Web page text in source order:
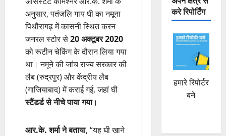
अनुसार, पतंजलि गाय घी का नमूना
पिथौरागढ़ में कासनी स्थित करन
जनरल स्टोर से20 अक्टूबर 2020
को रूटीन चेकिंग के दौरान लिया गया
था। नमूने की जांच राज्य सरकार की
लैब (रुद्रपुर) और केंद्रीय लैब
(गाजियाबाद) में कराई गई, जहां घी
स्टैंडर्ड से नीचे पाया गया।
आर.के. शर्मा ने बताया, “यह घी खाने
करे रिपोर्टिंग
हमारे रिपोर्टर
बने